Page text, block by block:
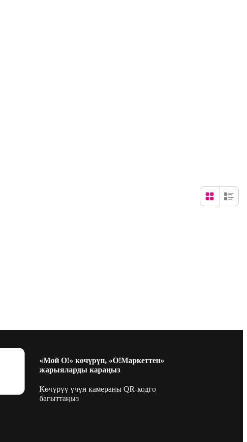
«Мой О!» көчүрүп, «О!Маркеттен»
жарыяларды караңыз
Көчүрүү үчүн камераны QR-кодго
багыттаңыз